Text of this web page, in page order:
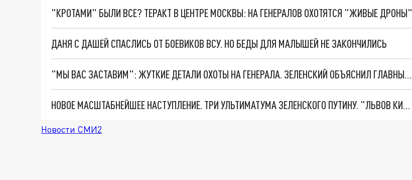
"КРОТАМИ" БЫЛИ ВСЕ? ТЕРАКТ В ЦЕНТРЕ МОСКВЫ: НА ГЕНЕРАЛОВ ОХОТЯТСЯ "ЖИВЫЕ ДРОНЫ"
ДАНЯ С ДАШЕЙ СПАСЛИСЬ ОТ БОЕВИКОВ ВСУ. НО БЕДЫ ДЛЯ МАЛЫШЕЙ НЕ ЗАКОНЧИЛИСЬ
"МЫ ВАС ЗАСТАВИМ": ЖУТКИЕ ДЕТАЛИ ОХОТЫ НА ГЕНЕРАЛА. ЗЕЛЕНСКИЙ ОБЪЯСНИЛ ГЛАВНЫЙ СМЫСЛ ТЕРАКТА В ЦЕНТРЕ МОСКВЫ
НОВОЕ МАСШТАБНЕЙШЕЕ НАСТУПЛЕНИЕ. ТРИ УЛЬТИМАТУМА ЗЕЛЕНСКОГО ПУТИНУ. "ЛЬВОВ КИМА" ПОСТАВЯТ НА ПВО? ГЛОБАЛЬНЫЙ ПРОРЫВ ПОД ЗАПОРОЖЬЕМ
Новости СМИ2